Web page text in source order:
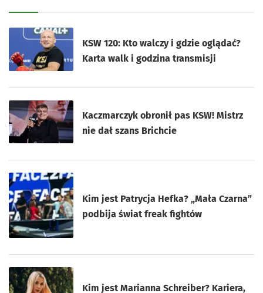
KSW 120: Kto walczy i gdzie oglądać?
Karta walk i godzina transmisji
Kaczmarczyk obronił pas KSW! Mistrz
nie dał szans Brichcie
Kim jest Patrycja Hefka? „Mała Czarna”
podbija świat freak fightów
Kim jest Marianna Schreiber? Kariera,